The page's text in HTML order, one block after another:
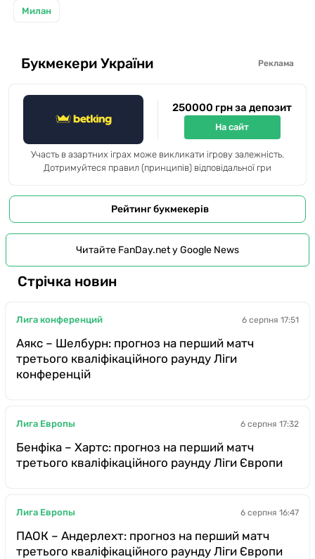
Милан
Букмекери України Реклама
250000 грн за депозит
На сайт
Участь в азартних іграх може викликати ігрову залежність.
Дотримуйтеся правил (принципів) відповідальної гри
Рейтинг букмекерів
Читайте FanDay.net у Google News
Стрічка новин
Лига конференций 6 серпня 17:51
Аякс – Шелбурн: прогноз на перший матч
третього кваліфікаційного раунду Ліги
конференцій
Лига Европы 6 серпня 17:32
Бенфіка – Хартс: прогноз на перший матч
третього кваліфікаційного раунду Ліги Європи
Лига Европы 6 серпня 16:47
ПАОК – Андерлехт: прогноз на перший матч
третього кваліфікаційного раунду Ліги Європи